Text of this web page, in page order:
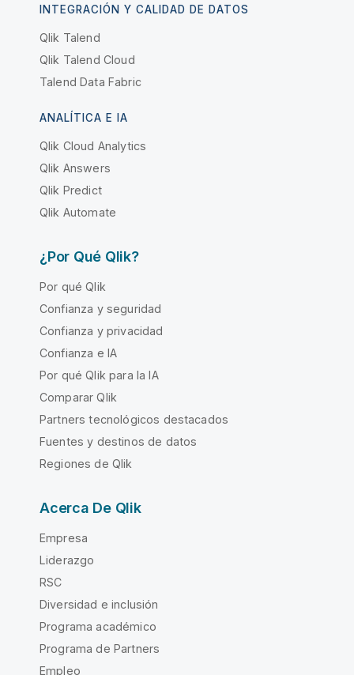
INTEGRACIÓN Y CALIDAD DE DATOS
Qlik Talend
Qlik Talend Cloud
Talend Data Fabric
ANALÍTICA E IA
Qlik Cloud Analytics
Qlik Answers
Qlik Predict
Qlik Automate
¿Por Qué Qlik?
Por qué Qlik
Confianza y seguridad
Confianza y privacidad
Confianza e IA
Por qué Qlik para la IA
Comparar Qlik
Partners tecnológicos destacados
Fuentes y destinos de datos
Regiones de Qlik
Acerca De Qlik
Empresa
Liderazgo
RSC
Diversidad e inclusión
Programa académico
Programa de Partners
Empleo